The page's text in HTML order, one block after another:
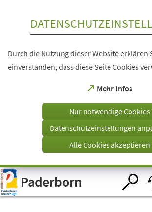
Visuelle
Assistenzsoftware
öffnen.
Durch die Nutzung dieser Website erklären
einverstanden, dass diese Seite Cookies
Mehr Infos
(Öffnet
einem
Tab)
Nur notwendige Cookies
Datenschutzeinstellungen
Alle Cookies akzeptieren
Paderborn